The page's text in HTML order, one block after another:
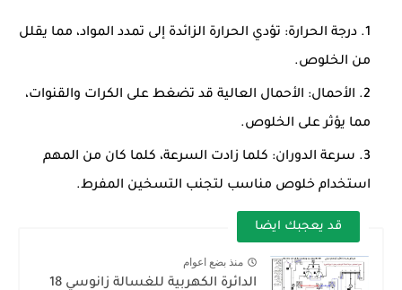
درجة الحرارة: تؤدي الحرارة الزائدة إلى تمدد المواد، مما يقلل
من الخلوص.
الأحمال: الأحمال العالية قد تضغط على الكرات والقنوات،
مما يؤثر على الخلوص.
سرعة الدوران: كلما زادت السرعة، كلما كان من المهم
استخدام خلوص مناسب لتجنب التسخين المفرط.
قد يعجبك ايضا
منذ بضع اعوام
الدائرة الكهربية للغسالة زانوسي 18